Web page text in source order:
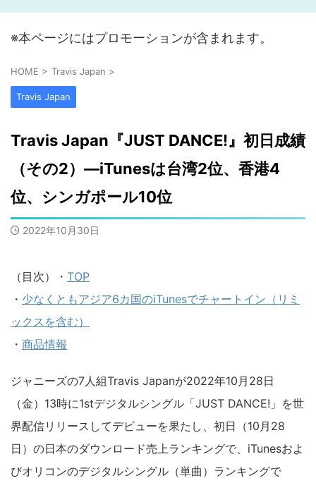
※本ページにはプロモーションが含まれます。
HOME > Travis Japan >
Travis Japan
Travis Japan『JUST DANCE!』初日成績
（その2）―iTunesは台湾2位、香港4
位、シンガポール10位
2022年10月30日
（目次）・ TOP
・ 少なくともアジア6カ国のiTunesでチャートイン（リミ
ックスを含む）
・ 商品情報
ジャニーズの7人組Travis Japanが2022年10月28日
（金）13時に1stデジタルシングル「JUST DANCE!」を世
界配信リリースしてデビューを果たし、初日（10月28
日）の日本のダウンロード売上ランキングで、iTunesおよ
びオリコンのデジタルシングル（単曲）ランキングで